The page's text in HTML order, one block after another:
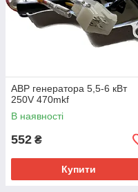
АВР генератора 5,5-6 кВт
250V 470mkf
В наявності
552 ₴
Купити